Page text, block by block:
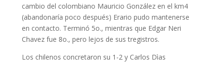
cambio del colombiano Mauricio González en el km4
(abandonaría poco después) Erario pudo mantenerse
en contacto. Terminó 5o., mientras que Edgar Neri
Chavez fue 8o., pero lejos de sus tregistros.
Los chilenos concretaron su 1-2 y Carlos Dìas